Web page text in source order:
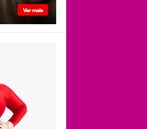
Davenport
em
Off-
que
Nova
a
da
drag queen